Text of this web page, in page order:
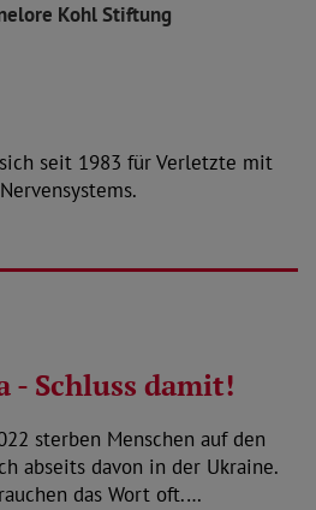
Kohl Stiftung
seit 1983 für Verletzte mit
- Schluss damit!
sterben Menschen auf den
abseits davon in der Ukraine.
das Wort oft.…